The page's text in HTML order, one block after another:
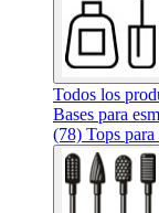
Todos los
Bases para
(78) Tops para